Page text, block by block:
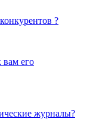
?
вам его
журналы?